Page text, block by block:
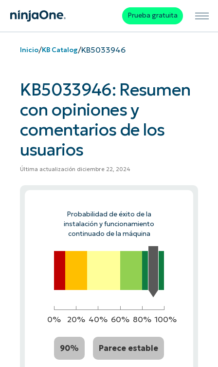
Prueba gratuita
Inicio/KB Catalog/KB5033946
KB5033946: Resumen
con opiniones y
comentarios de los
usuarios
Última actualización diciembre 22, 2024
Probabilidad de éxito de la
instalación y funcionamiento
continuado de la máquina
0% 20% 40% 60% 80% 100%
90% Parece estable